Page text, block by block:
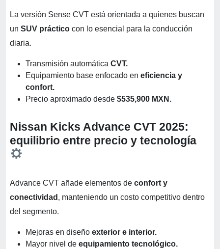
La versión Sense CVT está orientada a quienes buscan
un SUV práctico con lo esencial para la conducción
diaria.
Transmisión automática CVT.
Equipamiento base enfocado en eficiencia y
confort.
Precio aproximado desde $535,900 MXN.
Nissan Kicks Advance CVT 2025:
equilibrio entre precio y tecnología
Advance CVT añade elementos de confort y
conectividad , manteniendo un costo competitivo dentro
del segmento.
Mejoras en diseño exterior e interior.
Mayor nivel de equipamiento tecnológico.